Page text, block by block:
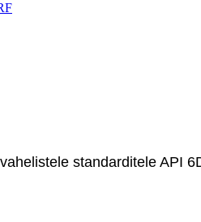
standarditele API